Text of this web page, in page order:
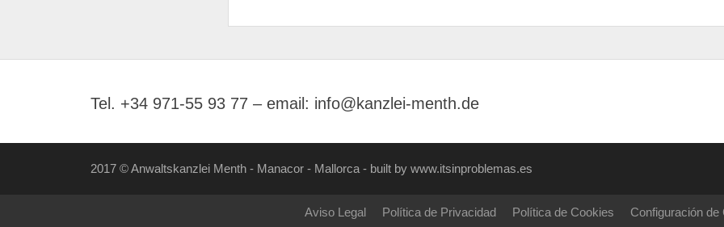
Tel. +34 971-55 93 77 – email: info@kanzlei-menth.de
2017 © Anwaltskanzlei Menth - Manacor - Mallorca - built by www.itsinproblemas.es
Aviso Legal Política de Privacidad Política de Cookies Configuración de